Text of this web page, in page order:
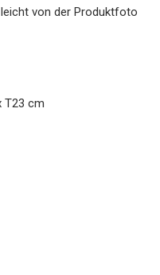
von der Produktfoto
T23 cm